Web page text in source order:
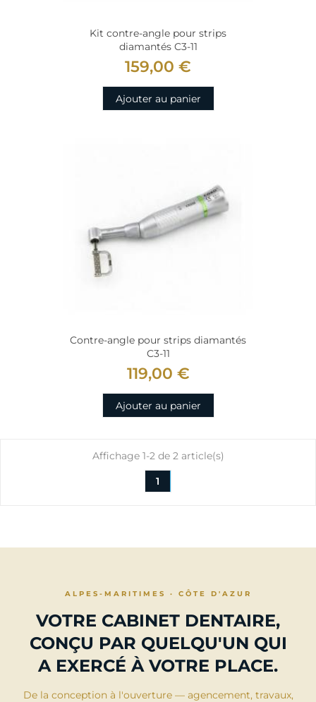
Kit contre-angle pour strips
diamantés C3-11
159,00 €
Ajouter au panier
Contre-angle pour strips diamantés
C3-11
119,00 €
Ajouter au panier
Affichage 1-2 de 2 article(s)
1
ALPES-MARITIMES · CÔTE D'AZUR
VOTRE CABINET DENTAIRE,
CONÇU PAR QUELQU'UN QUI
A EXERCÉ À VOTRE PLACE.
De la conception à l'ouverture — agencement, travaux,